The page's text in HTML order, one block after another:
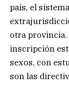
país, el
otra provincia.
inscripción
sexos, con
son las